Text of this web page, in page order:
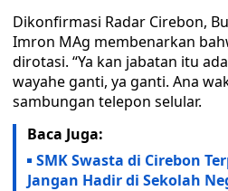
Dikonfirmasi Radar Cirebon,
Imron MAg membenarkan
dirotasi. “Ya kan jabatan itu
wayahe ganti, ya ganti. Ana
sambungan telepon selular.
Baca Juga:
SMK Swasta di Cirebon
Jangan Hadir di Sekolah